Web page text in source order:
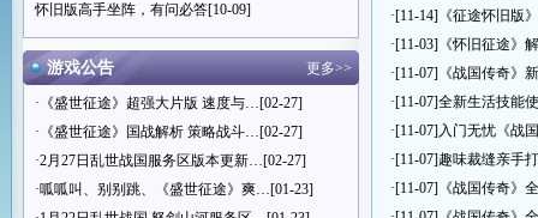
怀旧版高手坐阵，有问必答[10-09]
游戏公告 更多>>
· 《盛世征途》超强大片版 速度与…[02-27]
· 《盛世征途》国战解析 策略战斗…[02-27]
·2月27日乱世战国服务区版本更新…[02-27]
·呱呱叫、别别跳、《盛世征途》爽…[01-23]
·[11-14] 《征途怀旧版
·[11-03] 《怀旧征途》
·[11-07] 《战国传奇》
·[11-07]全新生活技能
·[11-07] 入门无忧《战
·[11-07]趣味裁缝亲手
·[11-07] 《战国传奇》